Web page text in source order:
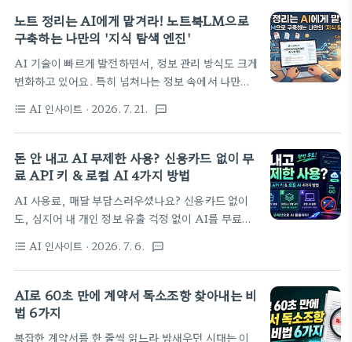
전략을 상세히 알려드립니다.최근 인공지능(AI) 기술
이 업무 효율을 혁신하고 있다는 이야기는 이제 일상
을 절약할 수 있다는 기대를 많이 하시는데요. 하지만
단순히 '요약해줘' 한마디로는 오히려 예상치 못한 문
제에 부딪힐 수 있습니다. 오늘은 AI 회의록을 사용할
말씀드리면, 저도 예전에..
노트 정리는 AI에게 맡겨라! 노트북LM으로
구축하는 나만의 '지식 탐색 엔진'
AI 기술이 빠르게 발전하면서, 정보 관리 방식도 크게
변화하고 있어요. 특히 넘쳐나는 정보 속에서 나만의
수가 되었죠. 이 글에서는 구글 노트북
LM(NotebookLM)을 활용해 독서 노트와 업무 자
료를 효율적으로 관리하고, 나아가 새로운 아이디어
를 발견하는 실전 노하우를 소개합니다. 이제 복잡한
집중해 보세요!📚 1단계: 구글 드라이브 & 문서
(Google Docs) 세팅구글 노트북LM을 제대로 활용
하려면, 가장 먼저 기본 문서들을 탄탄하게 구조화해
100% 활용하기 위해 이렇게 세팅하고 있어..
format_list_bulleted AI 인사이트 · 2026. 7. 21. textsms
돈 안 내고 AI 무제한 사용? 신용카드 없이 무
료 API 키 & 로컬 AI 4가지 방법
AI 사용료, 매달 부담스러우셨나요? 신용카드 없이
도, 심지어 내 개인 정보 유출 걱정 없이 AI를 무료로
부터 효율적인 활용법까지, 당신의 AI 라이프를 한 단
계 업그레이드할 비법을 지금 바로 확인해 보세요.여
러분, 혹시 AI 서비스를 쓰면서 매달 빠져나가는 구독
료나 예상치 못한 '요금 폭탄' 때문에 머리 아프셨던
format_list_bulleted AI 인사이트 · 2026. 7. 6. textsms
AI로 60초 만에 계약서 독소조항 찾아내는 비
법 6가지
복잡한 계약서를 한 줄씩 읽느라 밤새우던 시대는 이